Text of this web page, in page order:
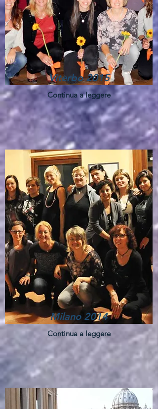
Viterbo 2015
Continua a leggere
Milano 2014
Continua a leggere